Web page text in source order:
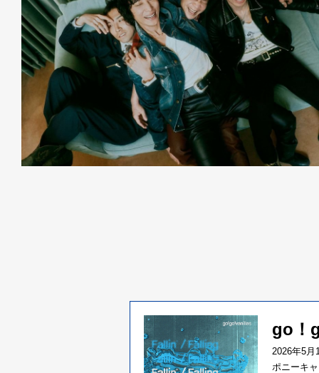
go！
2026年5月
ポニーキ